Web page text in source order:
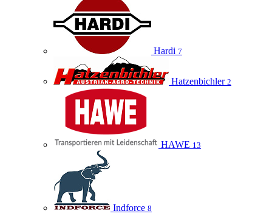
Hardi 7
Hatzenbichler 2
HAWE 13
Indforce 8